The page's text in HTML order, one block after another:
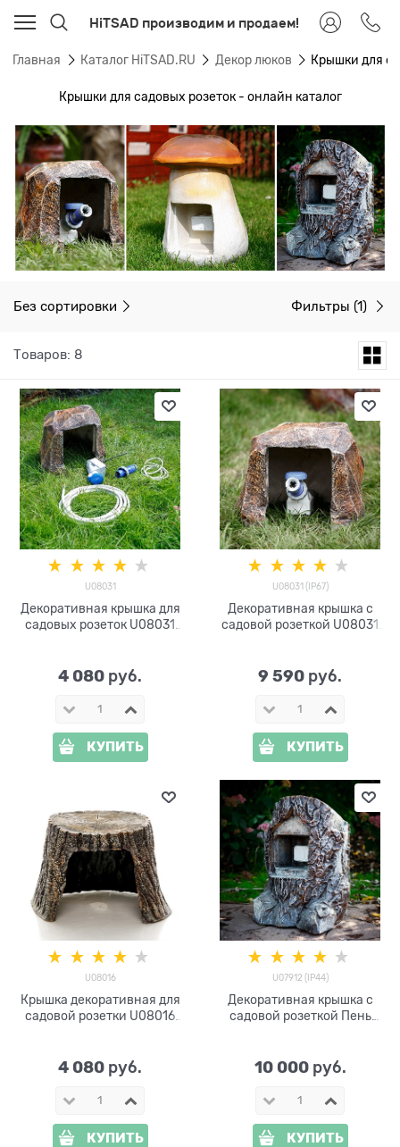
HiTSAD производим и продаем!
Главная Каталог HiTSAD.RU Декор люков Крышки для
Крышки для садовых розеток - онлайн каталог
Без сортировки Фильтры (1)
Товаров: 8
U08031
Декоративная крышка для
садовых розеток U08031
4 080 руб.
КУПИТЬ
U08031 (IP67)
Декоративная крышка с
садовой розеткой U08031
9 590 руб.
КУПИТЬ
U08016
Крышка декоративная для
садовой розетки U08016
4 080 руб.
КУПИТЬ
U07912 (IP44)
Декоративная крышка с
садовой розеткой Пень
10 000 руб.
КУПИТЬ